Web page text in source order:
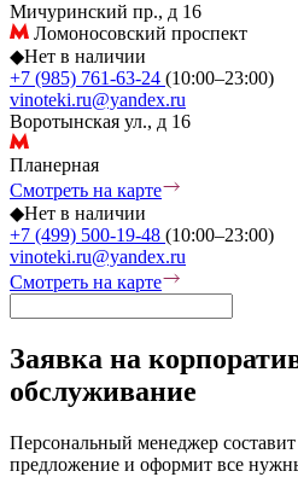
Мичуринский пр., д 16
Ломоносовский проспект
◆Нет в наличии
+7 (985) 761-63-24 (10:00–23:00)
vinoteki.ru@yandex.ru
Воротынская ул., д 16
Планерная
Смотреть на карте
◆Нет в наличии
+7 (499) 500-19-48 (10:00–23:00)
vinoteki.ru@yandex.ru
Смотреть на карте
Заявка на
обслуживание
Персональный менеджер
предложение и оформит все